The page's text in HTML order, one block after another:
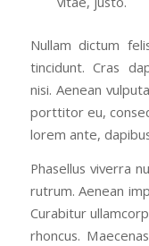
Nullam dictum
tincidunt. Cras
nisi. Aenean
porttitor eu,
lorem ante,
Phasellus viverra
rutrum. Aenean
Curabitur
rhoncus.